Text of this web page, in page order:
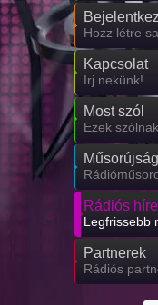
Kapcsolat
Írj nekünk!
Most szól
Műsorújság
Rádiós
Partnerek
Rádiós